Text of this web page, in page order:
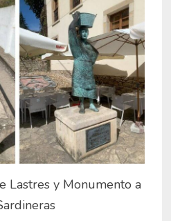
Lastres y Monumento a